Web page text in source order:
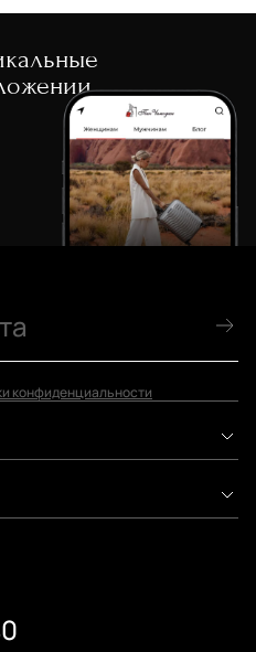
конфиденциальности